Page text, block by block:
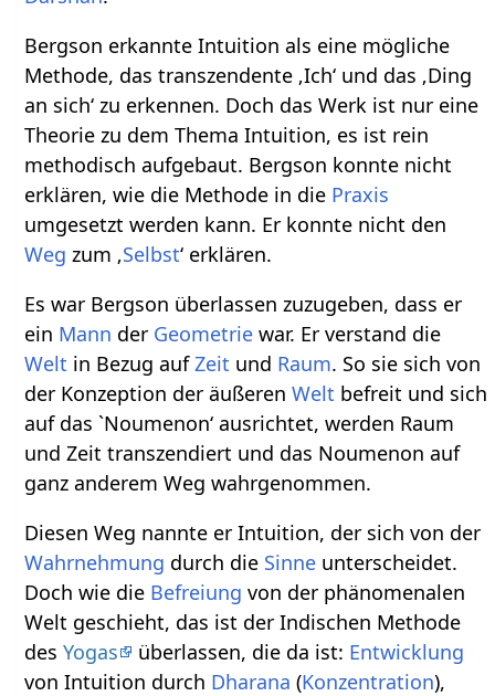
Bergson erkannte Intuition als eine mögliche
Methode, das transzendente ‚Ich‘ und das ‚Ding
an sich‘ zu erkennen. Doch das Werk ist nur eine
Theorie zu dem Thema Intuition, es ist rein
methodisch aufgebaut. Bergson konnte nicht
erklären, wie die Methode in die Praxis
umgesetzt werden kann. Er konnte nicht den
Weg zum ‚Selbst‘ erklären.
Es war Bergson überlassen zuzugeben, dass er
ein Mann der Geometrie war. Er verstand die
Welt in Bezug aufZeit und Raum. So sie sich von
der Konzeption der äußerenWelt befreit und sich
auf das `Noumenon‘ ausrichtet, werden Raum
und Zeit transzendiert und das Noumenon auf
ganz anderem Weg wahrgenommen.
Diesen Weg nannte er Intuition, der sich von der
Wahrnehmung durch die Sinne unterscheidet.
Doch wie die Befreiung von der phänomenalen
Welt geschieht, das ist der Indischen Methode
desYogas überlassen, die da ist: Entwicklung
von Intuition durch Dharana (Konzentration),